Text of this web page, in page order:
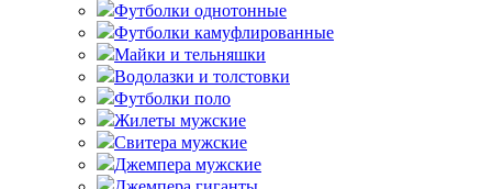
Футболки однотонные
Футболки камуфлированные
Майки и тельняшки
Водолазки и толстовки
Футболки поло
Жилеты мужские
Свитера мужские
Джемпера мужские